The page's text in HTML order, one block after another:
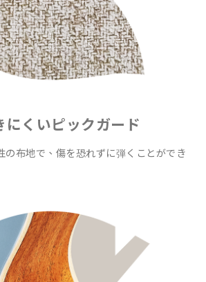
にくいピックガード
の布地で、傷を恐れずに弾くことができ